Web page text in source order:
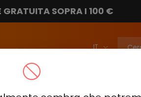
GRATUITA SOPRA I 100 €
ELF BAR FS18000